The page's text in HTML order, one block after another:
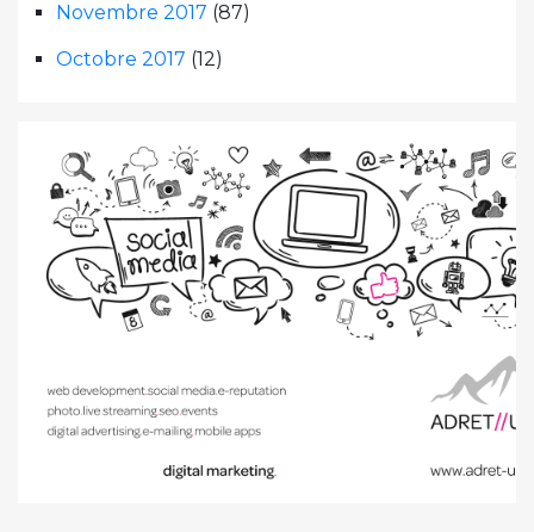
Novembre 2017 (87)
Octobre 2017 (12)